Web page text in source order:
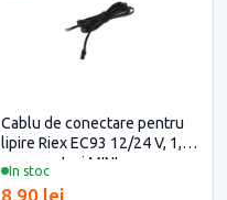
In stoc
Cablu de conectare pentru
lipire Riex EC93 12/24 V, 1,8
m, conectori MINI
8,90 lei